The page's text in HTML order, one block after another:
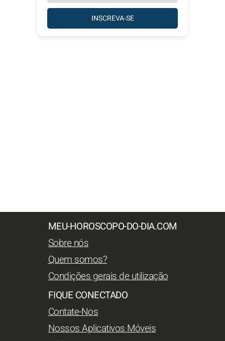
INSCREVA-SE
MEU-HOROSCOPO-DO-DIA.COM
Sobre nós
Quem somos?
Condições gerais de utilização
FIQUE CONECTADO
Contate-Nos
Nossos Aplicativos Móveis